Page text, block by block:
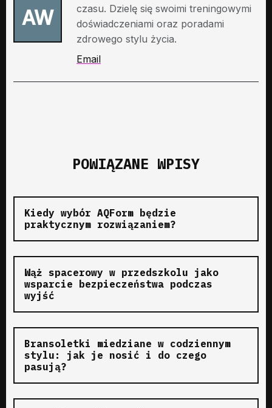
AW
czasu. Dzielę się swoimi treningowymi
doświadczeniami oraz poradami
zdrowego stylu życia.
Email
POWIĄZANE WPISY
Kiedy wybór AQForm będzie
praktycznym rozwiązaniem?
Wąż spacerowy w przedszkolu jako
wsparcie bezpieczeństwa podczas
wyjść
Bransoletki miedziane w codziennym
stylu: jak je nosić i do czego
pasują?